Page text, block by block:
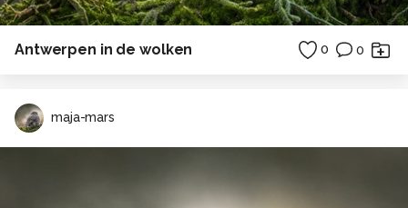
Antwerpen in de wolken 0 0
maja-mars